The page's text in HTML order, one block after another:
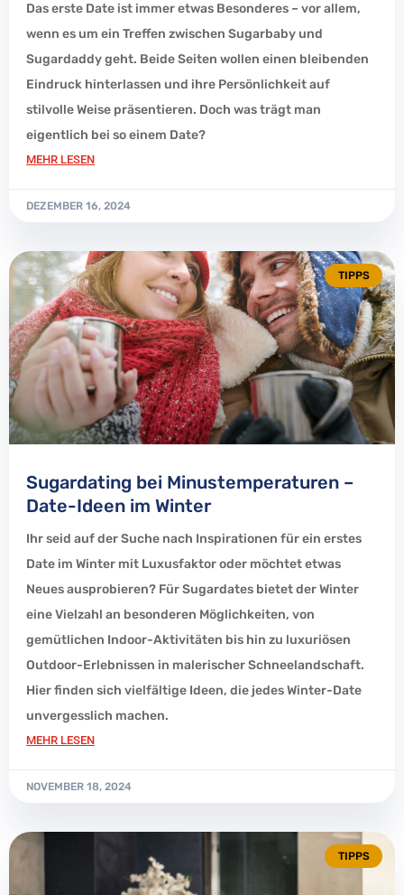
Das erste Date ist immer etwas Besonderes – vor allem,
wenn es um ein Treffen zwischen Sugarbaby und
Sugardaddy geht. Beide Seiten wollen einen bleibenden
Eindruck hinterlassen und ihre Persönlichkeit auf
stilvolle Weise präsentieren. Doch was trägt man
eigentlich bei so einem Date?
MEHR LESEN
DEZEMBER 16, 2024
TIPPS
Sugardating bei Minustemperaturen –
Date-Ideen im Winter
Ihr seid auf der Suche nach Inspirationen für ein erstes
Date im Winter mit Luxusfaktor oder möchtet etwas
Neues ausprobieren? Für Sugardates bietet der Winter
eine Vielzahl an besonderen Möglichkeiten, von
gemütlichen Indoor-Aktivitäten bis hin zu luxuriösen
Outdoor-Erlebnissen in malerischer Schneelandschaft.
Hier finden sich vielfältige Ideen, die jedes Winter-Date
unvergesslich machen.
MEHR LESEN
NOVEMBER 18, 2024
TIPPS